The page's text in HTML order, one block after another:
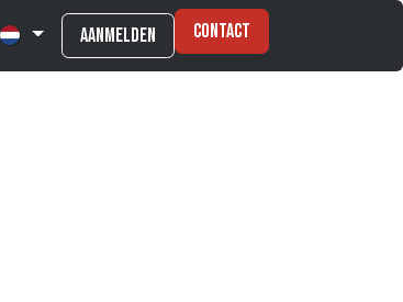
Aanmelden Contact